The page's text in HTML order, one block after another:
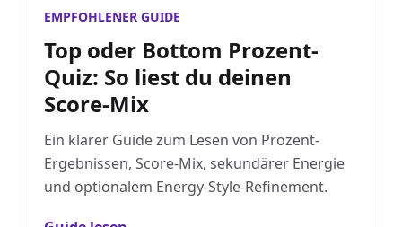
EMPFOHLENER GUIDE
Top oder Bottom Prozent-
Quiz: So liest du deinen
Score-Mix
Ein klarer Guide zum Lesen von Prozent-
Ergebnissen, Score-Mix, sekundärer Energie
und optionalem Energy-Style-Refinement.